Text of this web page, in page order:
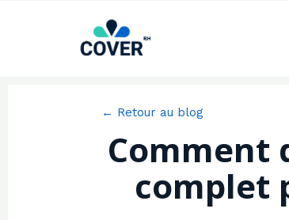
← Retour au blog
Comment
complet